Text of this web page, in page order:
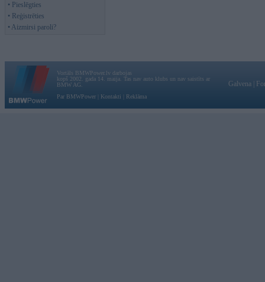
• Pieslēgties
• Reģistrēties
• Aizmirsi paroli?
Vortāls BMWPower.lv darbojas
kopš 2002. gada 14. maija. Tas nav auto klubs un nav saistīts ar
BMW AG.
Par BMWPower
Kontakti Reklāma
Galvena